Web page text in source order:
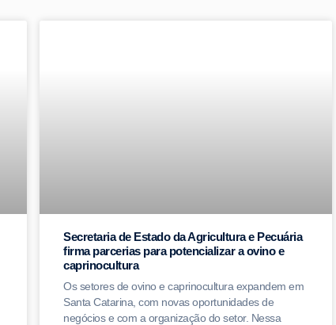
Secretaria de Estado da Agricultura e Pecuária
firma parcerias para potencializar a ovino e
caprinocultura
Os setores de ovino e caprinocultura expandem em
Santa Catarina, com novas oportunidades de
negócios e com a organização do setor. Nessa